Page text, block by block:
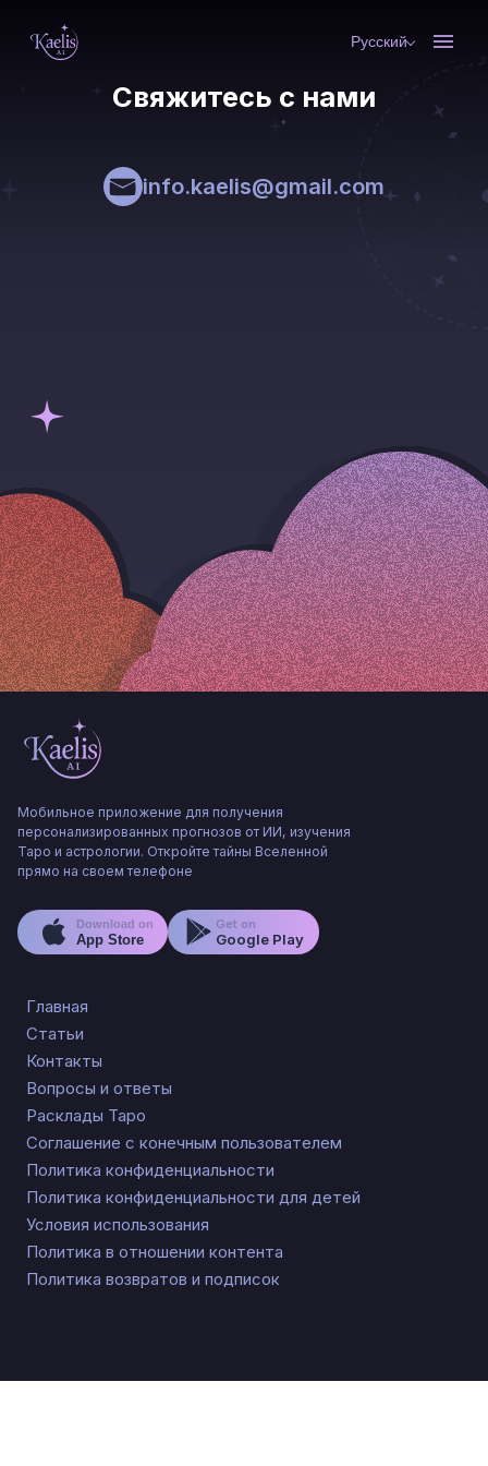
Русский
Свяжитесь с нами
info.kaelis@gmail.com
Мобильное приложение для получения
персонализированных прогнозов от ИИ, изучения
Таро и астрологии. Откройте тайны Вселенной
прямо на своем телефоне
Download on
App Store
Get on
Google Play
Главная
Статьи
Контакты
Вопросы и ответы
Расклады Таро
Соглашение с конечным пользователем
Политика конфиденциальности
Политика конфиденциальности для детей
Условия использования
Политика в отношении контента
Политика возвратов и подписок